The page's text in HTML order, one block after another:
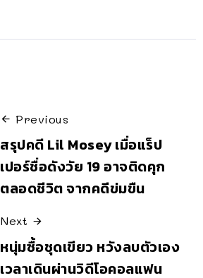
Previous
สรุปคดี Lil Mosey เมื่อแร็ป
เปอร์ชื่อดังวัย 19 อาจติดคุก
ตลอดชีวิต จากคดีข่มขืน
Next
หนุ่มซื้อชุดเขียว หวังลบตัวเอง
เวลาเดินผ่านวิดีโอคอลแฟน